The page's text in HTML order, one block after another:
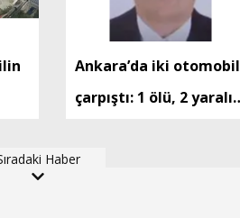
Ankara’da iki otomobil
çarpıştı: 1 ölü, 2 yaralı
Haber